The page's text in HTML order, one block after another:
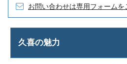
お問い合わせは専用フォームを
久喜の魅力